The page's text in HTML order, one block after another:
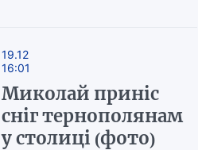
19.12
16:01
Миколай приніс
сніг тернополянам
у столиці (фото)